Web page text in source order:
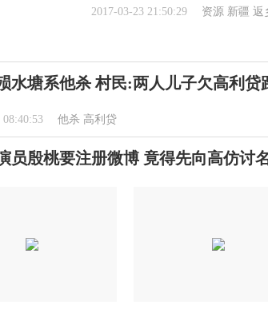
2017-03-23 21:50:29 资源 新疆 返
水塘系他杀 村民:两人儿子欠高利贷
08:40:53 他杀 高利贷
员殷桃要注册微博 竟得先向高仿讨